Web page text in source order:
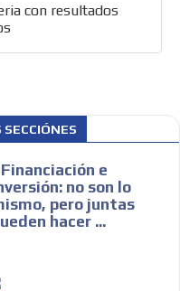
con resultados
Financiación e
no son lo
pero juntas
hacer ...